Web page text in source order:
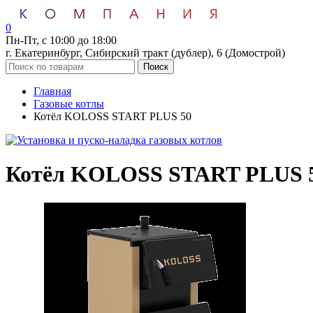
0
Пн-Пт, с 10:00 до 18:00
г. Екатеринбург, Сибирский тракт (дублер), 6 (Домострой)
Поиск
Главная
Газовые котлы
Котёл KOLOSS START PLUS 50
Котёл KOLOSS START PLUS